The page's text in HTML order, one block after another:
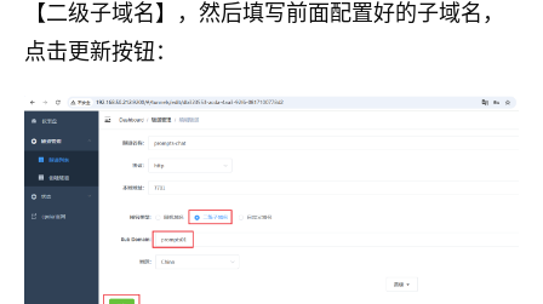
【二级子域名】，然后填写前面配置好的子域名，
点击更新按钮：